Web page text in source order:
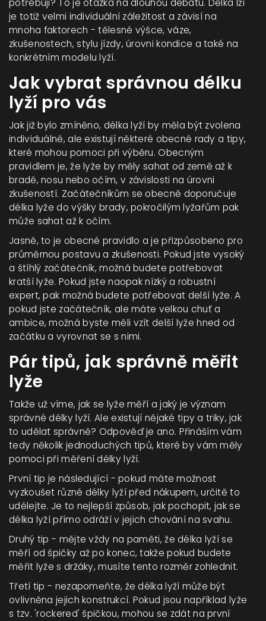
potřebuji? To je otázka na dlouhou debatu. Délka lží
je totiž velmi individuální záležitost a závisí na
mnoha faktorech - tělesné výšce, váze,
zkušenostech, stylu jízdy, úrovni kondice a také na
konkrétním modelu lyží.
Jak vybrat správnou délku
lyží pro vás
Jak již bylo zmíněno, délka lyží by měla být zvolena
individuálně, ale existují některé obecné rady a tipy,
které mohou pomoci při výběru. Obecným
pravidlem je, že lyže by měly sahat od země až k
bradě, nosu nebo očím, v závislosti na úrovni
zkušeností. Začátečníkům se obecně doporučuje
délka lyže do výšky brady, pokročilým lyžařům pak
může sahat až k očím.
Jasně, to je obecné pravidlo a je přizpůsobeno pro
průměrnou postavu a zkušenosti. Pokud jste vysoký
a štíhlý začátečník, možná budete potřebovat
kratší lyže. Pokud jste naopak nízký a robustní
expert, pak možná budete potřebovat delší lyže. A
pokud jste začátečník, ale máte velkou chuť a
ambice, možná byste měli vzít delší lyže hned od
začátku a vyrovnat se s nimi.
Pár tipů, jak správně měřit
lyže
Takže už víme, jak se lyže měří a jaký je význam
správné délky lyží. Ale existují nějaké tipy a triky, jak
to udělat správně? Odpověď je ano. Přináším vám
tedy několik jednoduchých tipů, které by vám měly
pomoci při měření délky lyží.
První tip je následující - pokud máte možnost
vyzkoušet různé délky lyží před nákupem, určitě to
udělejte. Je to nejlepší způsob, jak pochopit, jak se
délka lyží přímo odráží v jejich chování na svahu.
Druhý tip - mějte vždy na paměti, že délka lyží se
měří od špičky až po konec, takže pokud budete
měřit lyže s držáky, musíte tento rozměr zohlednit.
Třetí tip - nezapomeňte, že délka lyží může být
ovlivněna jejich konstrukcí. Pokud jsou například lyže
s tzv. 'rockered' špičkou, mohou se zdát na první